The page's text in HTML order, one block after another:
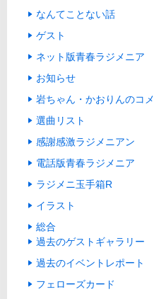
なんてことない話
ゲスト
ネット版青春ラジメニア
お知らせ
岩ちゃん・かおりんのコ
選曲リスト
感謝感激ラジメニアン
電話版青春ラジメニア
ラジメニ玉手箱R
イラスト
総合
過去のゲストギャラリー
過去のイベントレポート
フェローズカード